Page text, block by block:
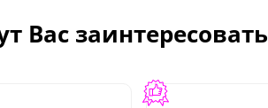
Вас заинтересовать